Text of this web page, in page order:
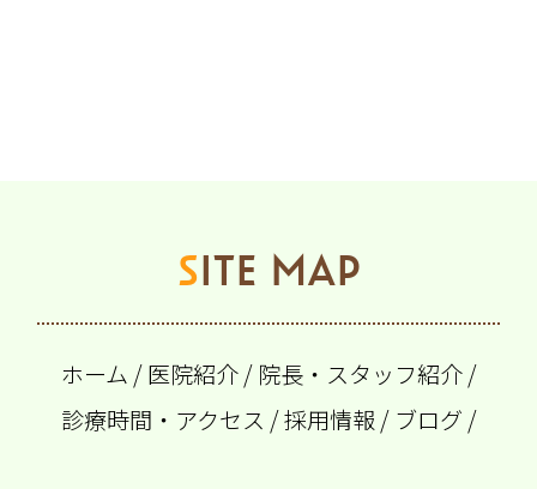
SITE MAP
ホーム /医院紹介/ 院長・スタッフ紹介/
診療時間・アクセス /採用情報 / ブログ /